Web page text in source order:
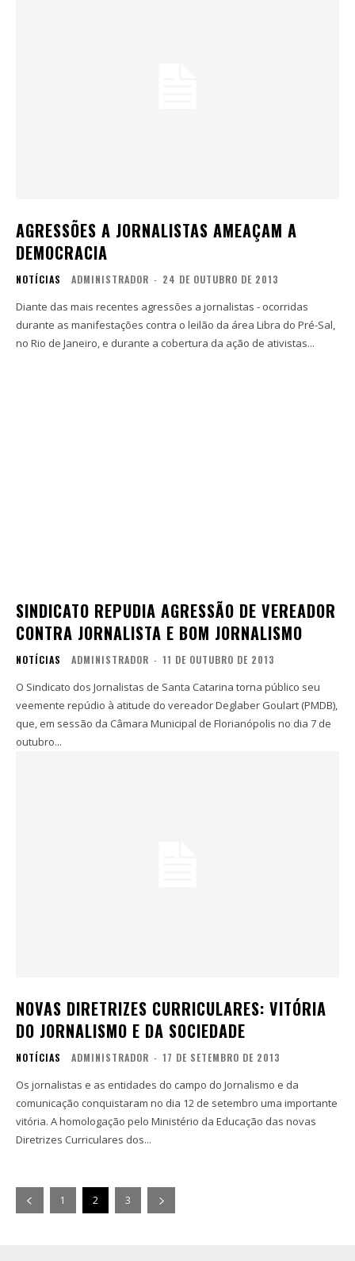
AGRESSÕES A JORNALISTAS AMEAÇAM A
DEMOCRACIA
NOTÍCIAS ADMINISTRADOR - 24 DE OUTUBRO DE 2013
Diante das mais recentes agressões a jornalistas - ocorridas
durante as manifestações contra o leilão da área Libra do Pré-Sal,
no Rio de Janeiro, e durante a cobertura da ação de ativistas...
SINDICATO REPUDIA AGRESSÃO DE VEREADOR
CONTRA JORNALISTA E BOM JORNALISMO
NOTÍCIAS ADMINISTRADOR - 11 DE OUTUBRO DE 2013
O Sindicato dos Jornalistas de Santa Catarina torna público seu
veemente repúdio à atitude do vereador Deglaber Goulart (PMDB),
que, em sessão da Câmara Municipal de Florianópolis no dia 7 de
outubro...
NOVAS DIRETRIZES CURRICULARES: VITÓRIA
DO JORNALISMO E DA SOCIEDADE
NOTÍCIAS ADMINISTRADOR - 17 DE SETEMBRO DE 2013
Os jornalistas e as entidades do campo do Jornalismo e da
comunicação conquistaram no dia 12 de setembro uma importante
vitória. A homologação pelo Ministério da Educação das novas
Diretrizes Curriculares dos...
1 2 3